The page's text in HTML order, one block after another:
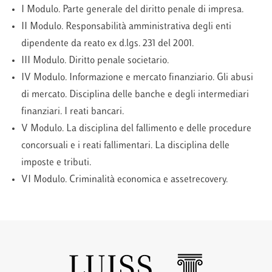
I Modulo. Parte generale del diritto penale di impresa.
II Modulo. Responsabilità amministrativa degli enti
dipendente da reato ex d.lgs. 231 del 2001.
III Modulo. Diritto penale societario.
IV Modulo. Informazione e mercato finanziario. Gli abusi
di mercato. Disciplina delle banche e degli intermediari
finanziari. I reati bancari.
V Modulo. La disciplina del fallimento e delle procedure
concorsuali e i reati fallimentari. La disciplina delle
imposte e tributi.
VI Modulo. Criminalità economica e assetrecovery.